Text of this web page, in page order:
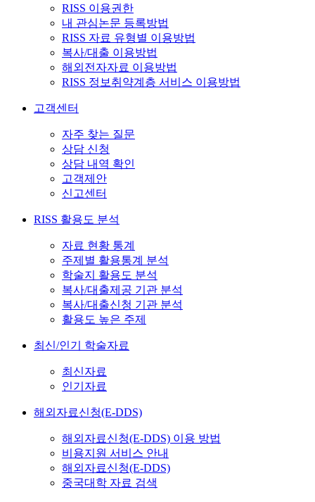
RISS 이용권한
내 관심논문 등록방법
RISS 자료 유형별 이용방법
복사/대출 이용방법
해외전자자료 이용방법
RISS 정보취약계층 서비스 이용방법
고객센터
자주 찾는 질문
상담 신청
상담 내역 확인
고객제안
신고센터
RISS 활용도 분석
자료 현황 통계
주제별 활용통계 분석
학술지 활용도 분석
복사/대출제공 기관 분석
복사/대출신청 기관 분석
활용도 높은 주제
최신/인기 학술자료
최신자료
인기자료
해외자료신청(E-DDS)
해외자료신청(E-DDS) 이용 방법
비용지원 서비스 안내
해외자료신청(E-DDS)
중국대학 자료 검색